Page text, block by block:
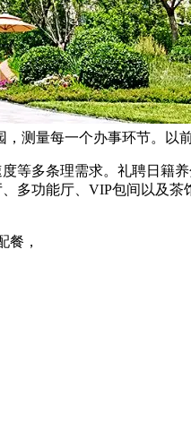
测量每一个办事环节。以
多条理需求。礼聘日籍
多功能厅、VIP包间以及
餐，